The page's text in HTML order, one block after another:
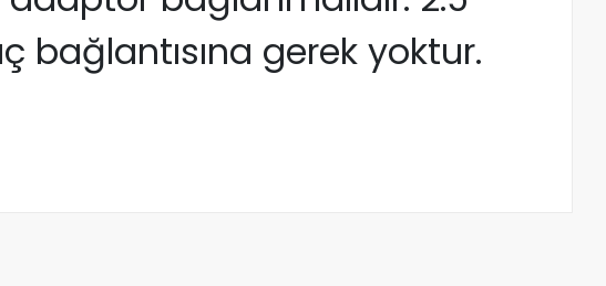
bağlantısına gerek yoktur.